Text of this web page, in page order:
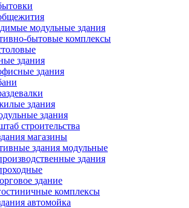
модульные здания
бытовые комплексы
здания
здания
здания
здания
строительства
магазины
здания модульные
здания
здание
комплексы
автомойка